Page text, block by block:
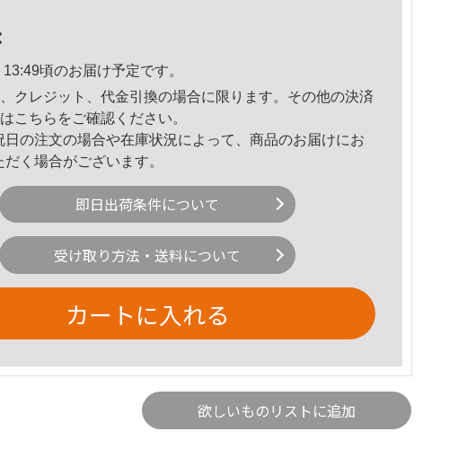
頃のお届け予定です。
クレジット、代金引換の場合に限ります。その他の決済
こちら をご確認ください。
の注文の場合や在庫状況によって、商品のお届けにお
く場合がございます。
即日出荷条件について
受け取り方法・送料について
カートに入れる
欲しいものリストに追加